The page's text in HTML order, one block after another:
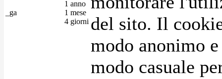
_ga
1 anno
1 mese
4 giorni del sito. Il
modo anonimo
modo casuale